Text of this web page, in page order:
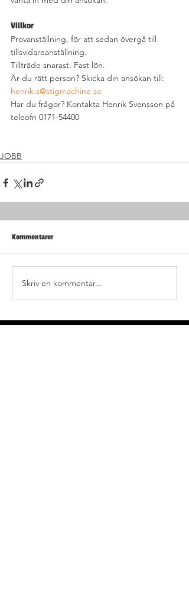
Villkor
Provanställning, för att sedan övergå till
tillsvidareanställning.
Tillträde snarast. Fast lön.
Är du rätt person? Skicka din ansökan till:
henrik.s@stigmachine.se
Har du frågor? Kontakta Henrik Svensson på
teleofn 0171-54400
JOBB
Kommentarer
Skriv en kommentar...